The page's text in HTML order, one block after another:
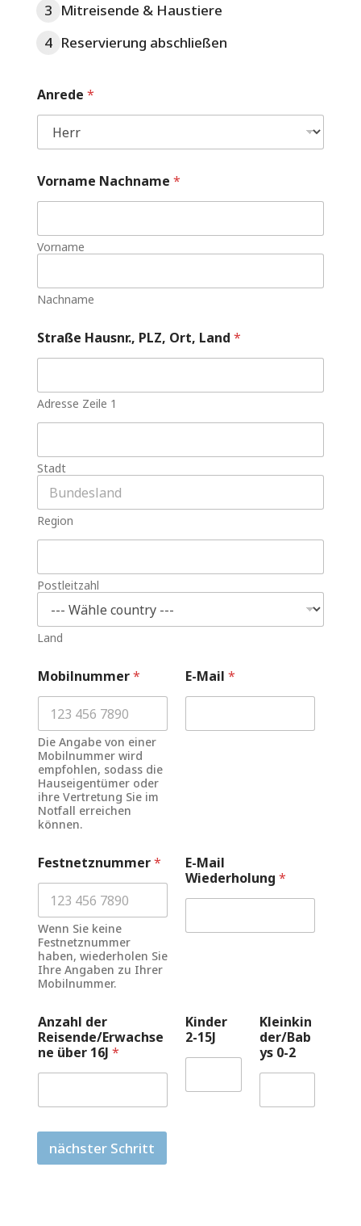
3 Mitreisende & Haustiere
4 Reservierung abschließen
Anrede *
Vorname Nachname *
Vorname
Nachname
Straße Hausnr., PLZ, Ort, Land *
Adresse Zeile 1
Stadt
Region
Postleitzahl
Land
Mobilnummer*
Die Angabe von einer
Mobilnummer wird
empfohlen, sodass die
Hauseigentümer oder
ihre Vertretung Sie im
Notfall erreichen
können.
E-Mail *
Festnetznummer*
Wenn Sie keine
Festnetznummer
haben, wiederholen Sie
Ihre Angaben zu Ihrer
Mobilnummer.
E-Mail
Wiederholung *
Anzahl der
Reisende/Erwachse
ne über 16J *
Kinder
2-15J
Kleinkin
der/Bab
ys 0-2
nächster Schritt